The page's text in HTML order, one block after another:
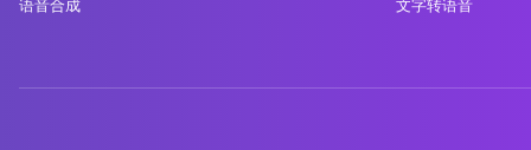
语音合成
文字转语音